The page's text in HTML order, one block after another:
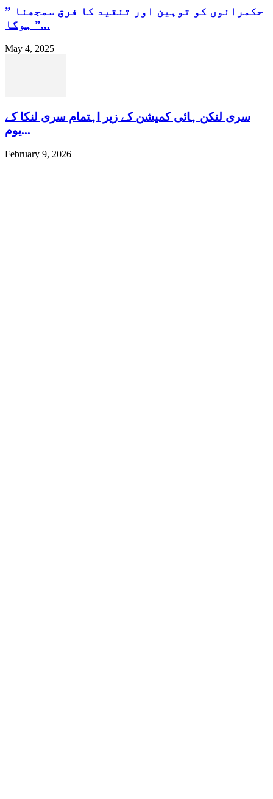
” حکمرانوں کو توہین اور تنقید کا فرق سمجھنا
ہوگا ”...
May 4, 2025
سری لنکن ہائی کمیشن کے زیر اہتمام سری لنکا کے
یوم...
February 9, 2026